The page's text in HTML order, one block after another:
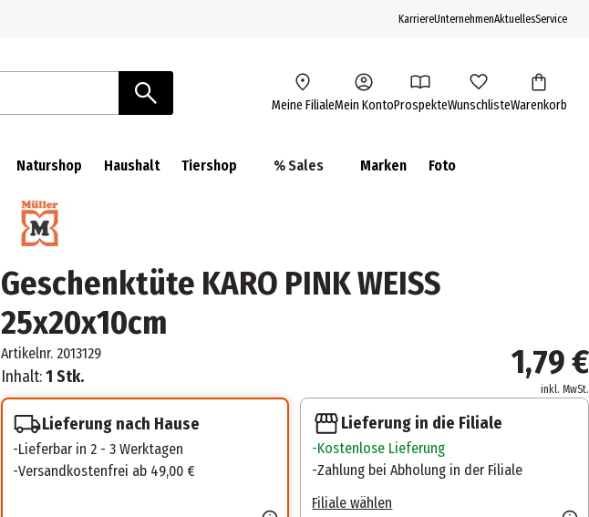
KarriereUnternehmenAktuellesService
Meine FilialeMein KontoProspekteWunschlisteWarenkorb
Naturshop Haushalt Tiershop % Sales Marken Foto
Geschenktüte KARO PINK WEISS
25x20x10cm
Artikelnr. 2013129
Inhalt:1 Stk. 1,79 €
inkl. MwSt.
Lieferung nach Hause
Lieferbar in 2 - 3 Werktagen
Versandkostenfrei ab 49,00 €
Lieferung in die Filiale
Kostenlose Lieferung
Zahlung bei Abholung in der Filiale
Filiale wählen